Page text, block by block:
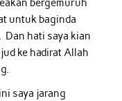
bergemuruh
untuk baginda
Dan hati saya kian
ke hadirat Allah
saya jarang